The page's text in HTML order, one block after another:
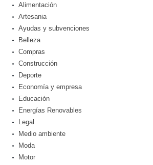
Alimentación
Artesania
Ayudas y subvenciones
Belleza
Compras
Construcción
Deporte
Economía y empresa
Educación
Energías Renovables
Legal
Medio ambiente
Moda
Motor